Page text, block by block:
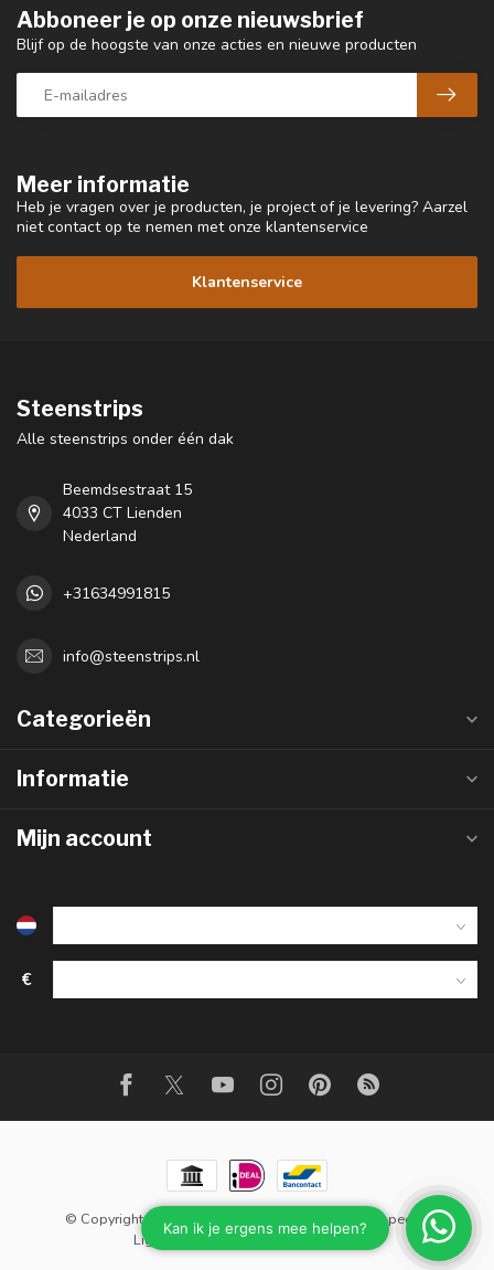
Meer informatie
Heb je vragen over je producten, je project of je levering? Aarzel
niet contact op te nemen met onze klantenservice
Klantenservice
Abboneer je op onze nieuwsbrief
Blijf op de hoogste van onze acties en nieuwe producten
Steenstrips
Alle steenstrips onder één dak
Beemdsestraat 15
4033 CT Lienden
Nederland
+31634991815
info@steenstrips.nl
Categorieën
Informatie
Mijn account
€
© Copyright 2026 Steenstrips - Powered by Lightspeed -
Lightspeed designby Dyvelopment